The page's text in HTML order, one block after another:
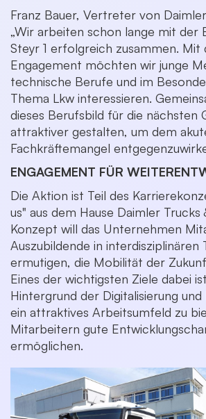
Franz Bauer, Vertreter von
„Wir arbeiten schon lange mit der
Steyr 1 erfolgreich zusammen. Mit
Engagement möchten wir junge
technische Berufe und im
Thema Lkw interessieren.
dieses Berufsbild für die nächsten
attraktiver gestalten, um dem
Fachkräftemangel
ENGAGEMENT FÜR
Die Aktion ist Teil des
us" aus dem Hause Daimler Trucks
Konzept will das Unternehmen
Auszubildende in interdisziplinären
ermutigen, die Mobilität der
Eines der wichtigsten Ziele dabei
Hintergrund der Digitalisierung und
ein attraktives Arbeitsumfeld zu
Mitarbeitern gute
ermöglichen.